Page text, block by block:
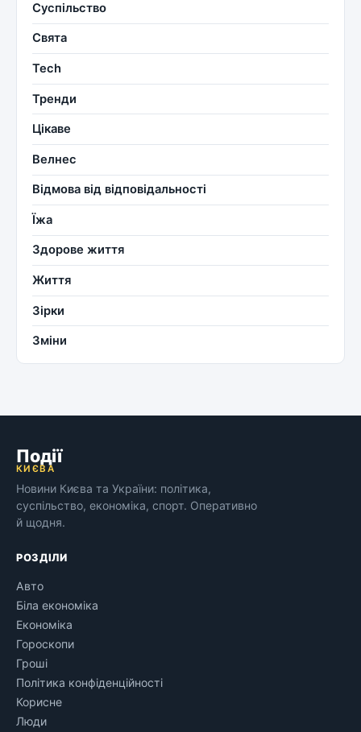
Суспільство
Свята
Tech
Тренди
Цікаве
Велнес
Відмова від відповідальності
Їжа
Здорове життя
Життя
Зірки
Зміни
Події
КИЄВА
Новини Києва та України: політика,
суспільство, економіка, спорт. Оперативно
й щодня.
РОЗДІЛИ
Авто
Біла економіка
Економіка
Гороскопи
Гроші
Політика конфіденційності
Корисне
Люди